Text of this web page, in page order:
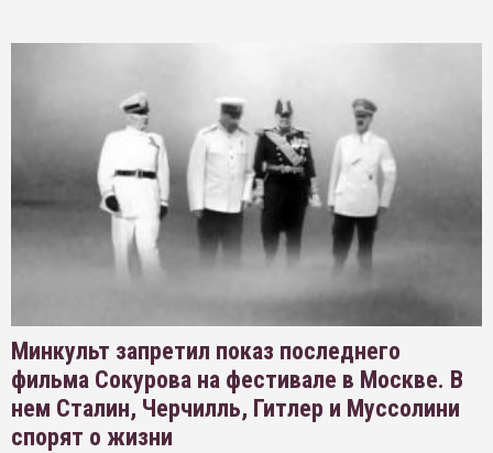
Минкульт запретил показ последнего
фильма Сокурова на фестивале в Москве. В
нем Сталин, Черчилль, Гитлер и Муссолини
спорят о жизни